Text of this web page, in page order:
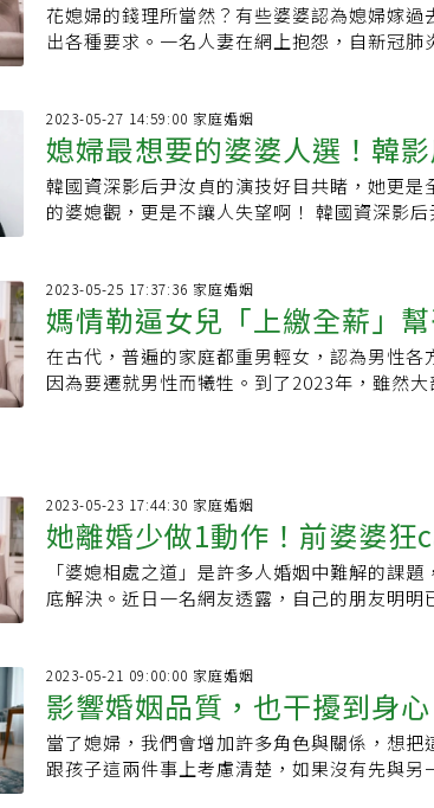
讚爆！ 5方法解決婆媳問題
花媳婦的錢理所當然？有些婆婆認為媳婦嫁
出各種要求。一名人妻在網上抱怨，自新冠
2023-05-27 14:59:00 家庭婚姻
媳婦最想要的婆婆人選！韓
就不要見面，我幹嘛要製造
韓國資深影后尹汝貞的演技好目共睹，她更
的婆媳觀，更是不讓人失望啊！ 韓國資深影后尹汝貞，憑藉《夢想之地》
2023-05-25 17:37:36 家庭婚姻
媽情勒逼女兒「上繳全薪」
逃，不然你會被吸血一輩子
在古代，普遍的家庭都重男輕女，認為男性
因為要遷就男性而犧牲。到了2023年，雖然
2023-05-23 17:44:30 家庭婚姻
她離婚少做1動作！前婆婆狂
人：千萬別忘
「婆媳相處之道」是許多人婚姻中難解的課
底解決。近日一名網友透露，自己的朋友明
2023-05-21 09:00:00 家庭婚姻
影響婚姻品質，也干擾到身
另一半有共識
當了媳婦，我們會增加許多角色與關係，想
跟孩子這兩件事上考慮清楚，如果沒有先與